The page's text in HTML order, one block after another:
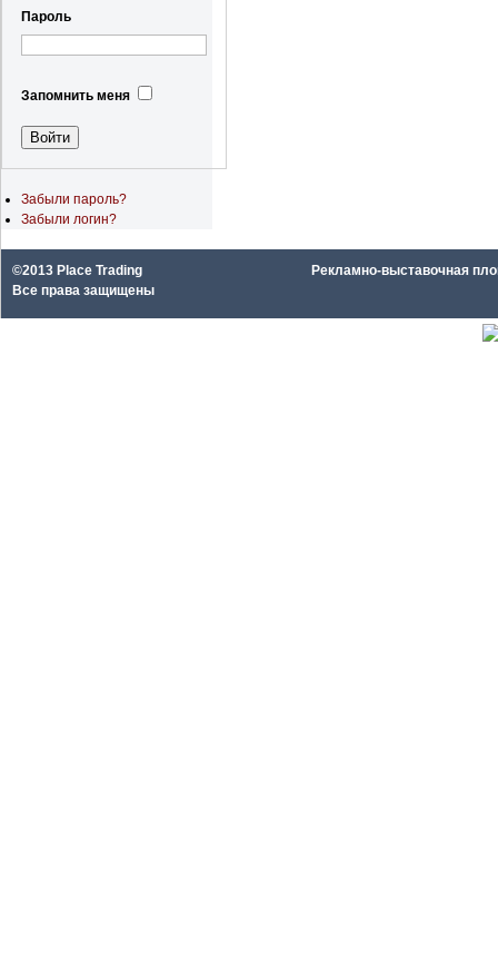
Пароль
Запомнить меня
Забыли пароль?
Забыли логин?
©2013 Place Trading
Все права защищены
Рекламно-выставочная